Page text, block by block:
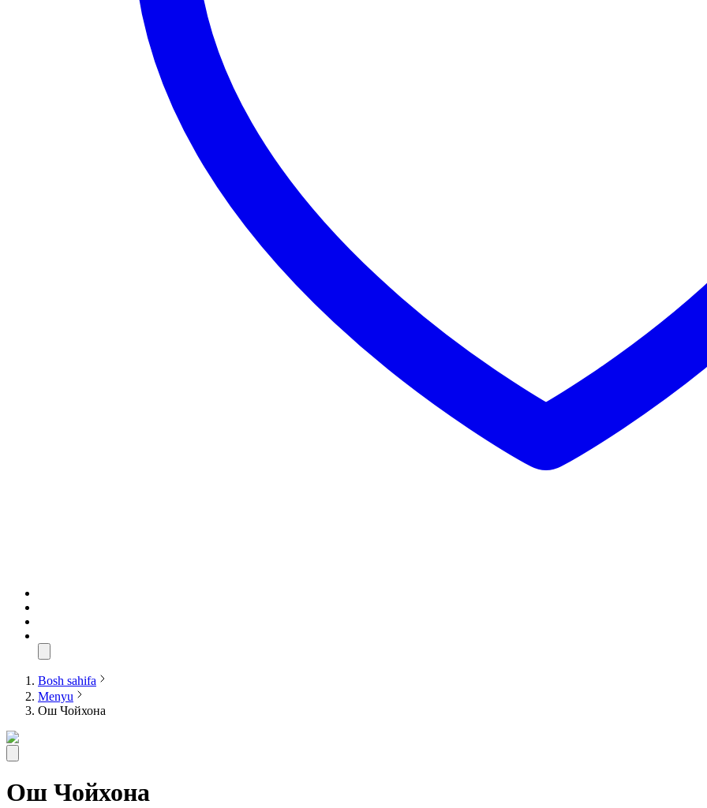
Bosh sahifa
Menyu
Ош Чойхона
Ош Чойхона